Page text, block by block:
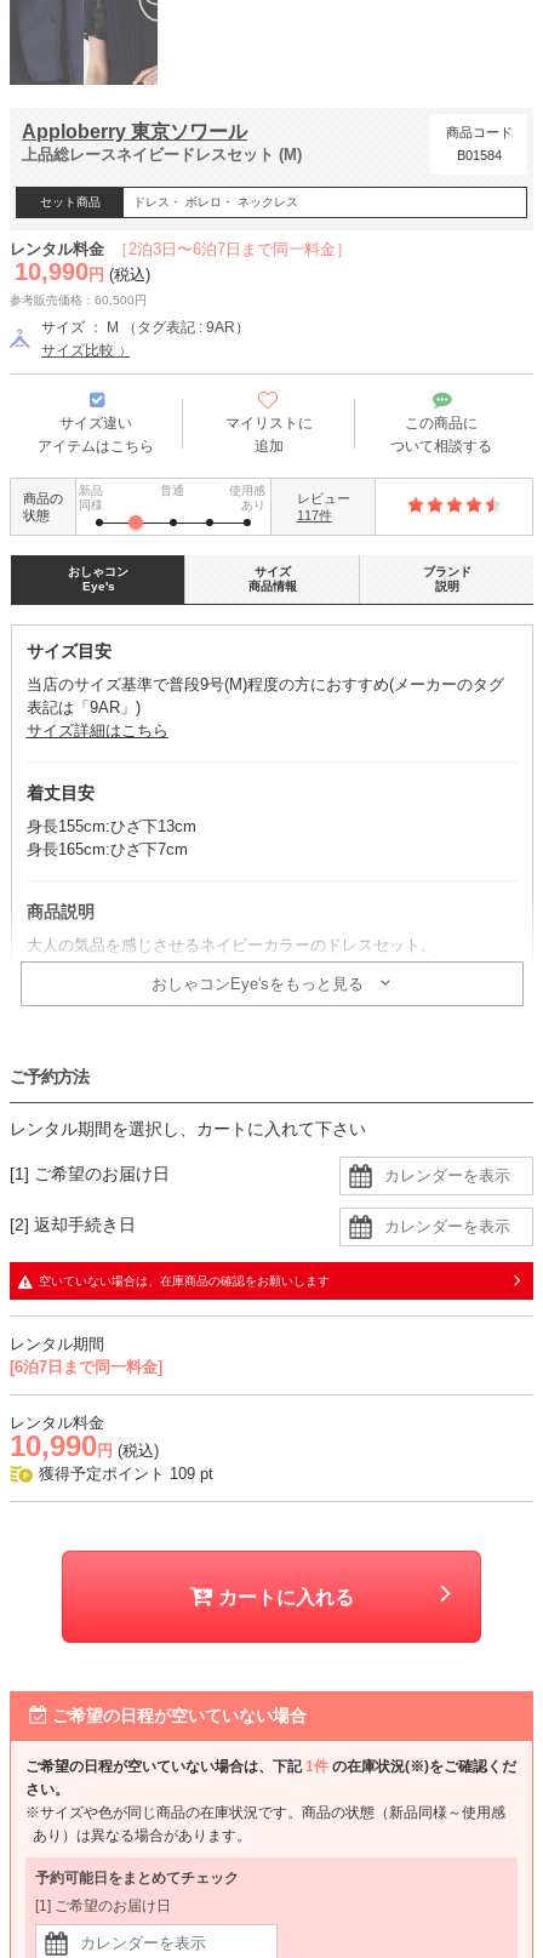
Apploberry 東京ソワール
上品総レースネイビードレスセット (M)
商品コード
B01584
セット商品 ドレス・ ボレロ・ ネックレス
［2泊3日〜6泊7日まで同一料金］
レンタル料金
10,990 円 (税込)
参考販売価格：60,500円
サイズ ： M （タグ表記 : 9AR）
サイズ比較
サイズ違い
アイテムはこちら
マイリストに
追加
この商品に
ついて相談する
商品の
状態
新品
同様
普通
使用感
あり
レビュー
117件
おしゃコン
Eye's
サイズ目安
当店のサイズ基準で普段9号(M)程度の方におすすめ(メーカーのタグ
表記は「9AR」)
サイズ詳細はこちら
着丈目安
身長155cm:ひざ下13cm
身長165cm:ひざ下7cm
商品説明
大人の気品を感じさせるネイビーカラーのドレスセット。
すとんとしたシルエットが、すっきりとした着こなしを実現します。
※ドレス・ボレロ・ネックレスのセット商品です。その他アイテム
おしゃコンEye'sをもっと見る
コーデのポイント
ネックレスに合わせてパールのイヤリングを合わせると、統一感が生
ドレスは透け感があるので、肩紐のないインナーを着用すると安心で
生地
・レース生地に同色裏地の二枚重ねで、袖に透け感あり
・デコルテ部分はレース生地にシフォン生地の二枚重ね
・ジャケットはつむぎの様な節がある、さらっとしたシャンタン生地
結婚式、二次会、同窓会、顔合わせ、お食事会、式典など
サイズ
商品情報
ブランド
説明
ご予約方法
レンタル期間を選択し、カートに入れて下さい
[1] ご希望のお届け日
[2] 返却手続き日
空いていない場合は、在庫商品の確認をお願いします
レンタル期間
[6泊7日まで同一料金]
レンタル料金
10,990 円 (税込)
獲得予定ポイント 109 pt
カートに入れる
ご希望の日程が空いていない場合
ご希望の日程が空いていない場合は、下記 1件 の在庫状況(※)をご確認くだ
さい。
※サイズや色が同じ商品の在庫状況です。商品の状態（新品同様～使用感
あり）は異なる場合があります。
予約可能日をまとめてチェック
[1] ご希望のお届け日